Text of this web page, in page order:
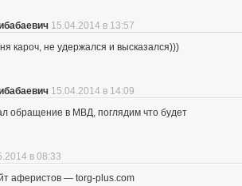
15.04.2014 в 13:57
кароч, не удержался и высказался)))
15.04.2014 в 14:09
обращение в МВД, поглядим что будет
в 08:33
аферистов — torg-plus.com